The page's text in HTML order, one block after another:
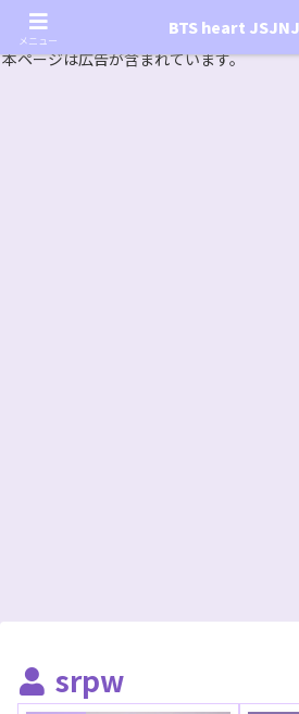
『In the SOOP BTS ver.』シーズン2放送決定！いつから始
方法は？【In the SOOP BTS ver.
本ページは広告が含まれています。
srpw
メニュー
BTS heart